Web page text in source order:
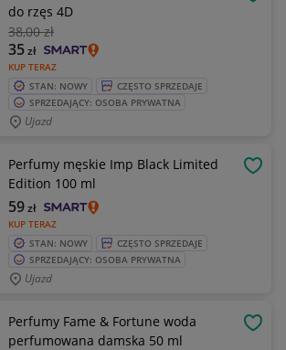
do rzęs 4D
38,00 zł
KUP TERAZ
35zł
STAN: NOWY
CZĘSTO SPRZEDAJE
SPRZEDAJĄCY: OSOBA PRYWATNA
Ujazd
Perfumy męskie Imp Black Limited
Edition 100 ml
KUP TERAZ
59zł
STAN: NOWY
CZĘSTO SPRZEDAJE
SPRZEDAJĄCY: OSOBA PRYWATNA
Ujazd
Perfumy Fame & Fortune woda
perfumowana damska 50 ml